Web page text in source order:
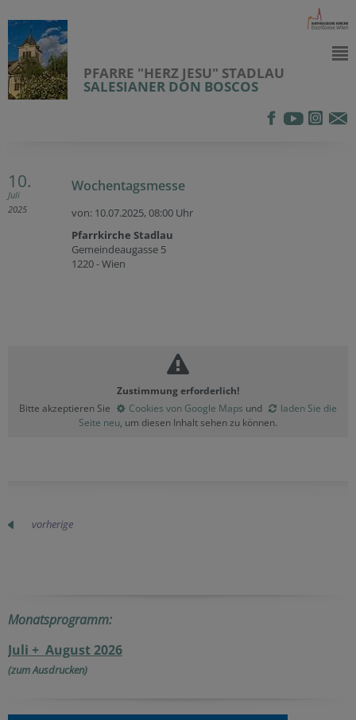
PFARRE "HERZ JESU" STADLAU
SALESIANER DON BOSCOS
10.
Juli
2025
Wochentagsmesse
von: 10.07.2025,08:00 Uhr
Pfarrkirche Stadlau
Gemeindeaugasse 5
1220 - Wien
Zustimmung erforderlich!
Bitte akzeptieren Sie
Cookies von Google Maps und
laden Sie die
Seite neu, um diesen Inhalt sehen zu können.
vorherige
Monatsprogramm:
Juli + August 2026
(zum Ausdrucken)